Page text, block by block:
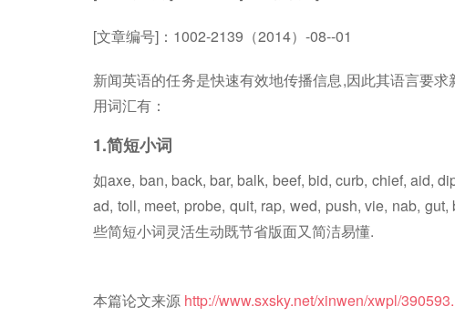
[文章编号]：1002-2139（2014）-08--01
新闻英语的任务是快速有效地传播信息,因此其语言要
用词汇有：
1.简短小词
如axe, ban, back, bar, balk, beef, bid, curb, chief, aid,
ad, toll, meet, probe, quit, rap, wed, push, vie, nab,
些简短小词灵活生动既节省版面又简洁易懂.
本篇论文来源 http://www.sxsky.net/xinwen/xwpl/